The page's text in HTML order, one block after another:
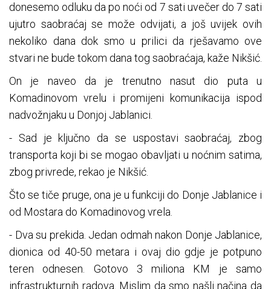
donesemo odluku da po noći od 7 sati uvečer do 7 sati
ujutro saobraćaj se može odvijati, a još uvijek ovih
nekoliko dana dok smo u prilici da rješavamo ove
stvari ne bude tokom dana tog saobraćaja, kaže Nikšić.
On je naveo da je trenutno nasut dio puta u
Komadinovom vrelu i promijeni komunikacija ispod
nadvožnjaku u Donjoj Jablanici.
- Sad je ključno da se uspostavi saobraćaj, zbog
transporta koji bi se mogao obavljati u noćnim satima,
zbog privrede, rekao je Nikšić.
Što se tiče pruge, ona je u funkciji do Donje Jablanice i
od Mostara do Komadinovog vrela.
- Dva su prekida. Jedan odmah nakon Donje Jablanice,
dionica od 40-50 metara i ovaj dio gdje je potpuno
teren odnesen. Gotovo 3 miliona KM je samo
infrastrukturnih radova. Mislim da smo našli načina da